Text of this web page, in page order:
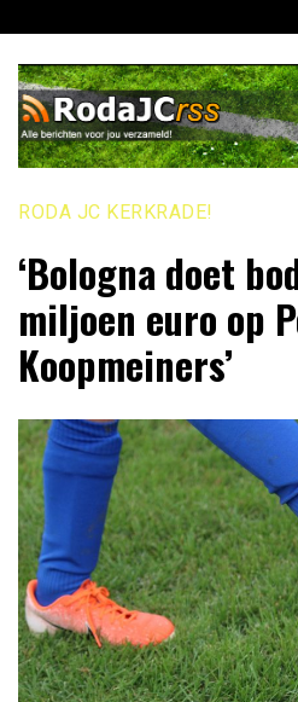
naar
inhoud
RODA JC KERKRADE!
‘Bologna doet
miljoen euro op
Koopmeiners’